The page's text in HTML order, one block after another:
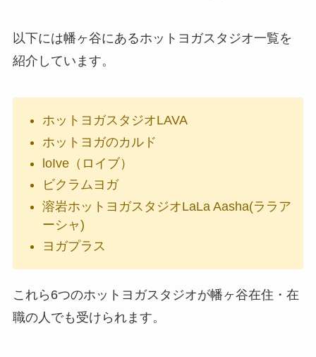
以下には幡ヶ谷にあるホットヨガスタジオ一覧を
紹介しています。
ホットヨガスタジオLAVA
ホットヨガのカルド
loIve（ロイブ）
ビクラムヨガ
溶岩ホットヨガスタジオLaLa Aasha(ララア
ーシャ)
ヨガプラス
これら6つのホットヨガスタジオが幡ヶ谷在住・在
職の人でも受けられます。